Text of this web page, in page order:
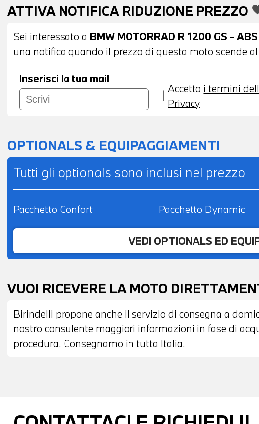
ATTIVA NOTIFICA RIDUZIONE PREZZO
Sei interessato a BMW MOTORRAD R 1200 GS - ABS
una notifica quando il prezzo di questa moto scende
Inserisci la tua mail
Accetto i termini
Privacy
OPTIONALS & EQUIPAGGIAMENTI
Tutti gli optionals sono inclusi nel prezzo
Pacchetto Confort Pacchetto Dynamic
VEDI OPTIONALS ED
VUOI RICEVERE LA MOTO
Birindelli propone anche il servizio di consegna a
nostro consulente maggiori informazioni in fase di
procedura. Consegnamo in tutta Italia.